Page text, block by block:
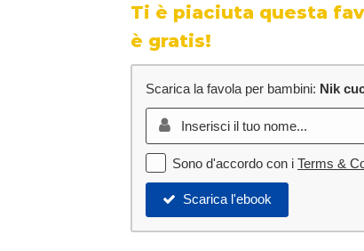
Ti è piaciuta questa
è gratis!
Scarica la favola per bambini: Nik
Sono d'accordo con i Terms &
Scarica l'ebook